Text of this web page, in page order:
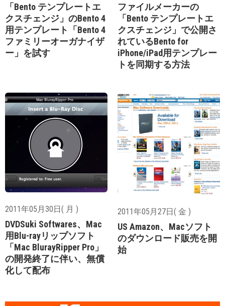
「Bento テンプレートエ
クスチェンジ」のBento 4
用テンプレート「Bento 4
ファミリーオーガナイザ
ー」を試す
ファイルメーカーの
「Bento テンプレートエ
クスチェンジ」で公開さ
れているBento for
iPhone/iPad用テンプレー
トを同期する方法
2011年05月30日( 月 )
DVDSuki Softwares、Mac
用Blu-rayリップソフト
「Mac BlurayRipper Pro」
の開発終了に伴い、無償
化して配布
2011年05月27日( 金 )
US Amazon、Macソフト
のダウンロード販売を開
始